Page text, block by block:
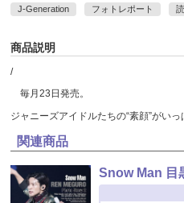
J-Generation フォトレポート
商品説明
/
毎月23日発売。
ジャニーズアイドルたちの“素顔”がいっ
関連商品
Snow Man 目